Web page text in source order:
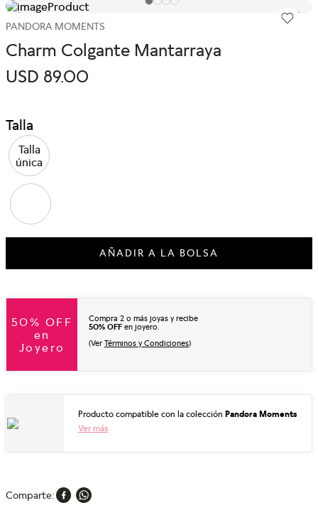
PANDORA MOMENTS
Charm Colgante Mantarraya
USD 89.00
Talla
Talla
única
AÑADIR A LA BOLSA
50% OFF
en
Joyero
Compra 2 o más joyas y recibe
50% OFF en joyero.
(Ver Términos y Condiciones)
Producto compatible con la colección Pandora Moments
Ver más
Comparte